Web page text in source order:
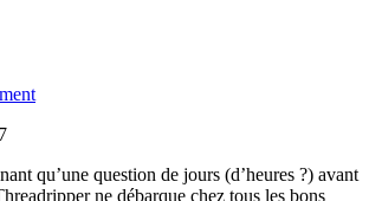
qu’une question de jours (d’heures ?) avant
ne débarque chez tous les bons